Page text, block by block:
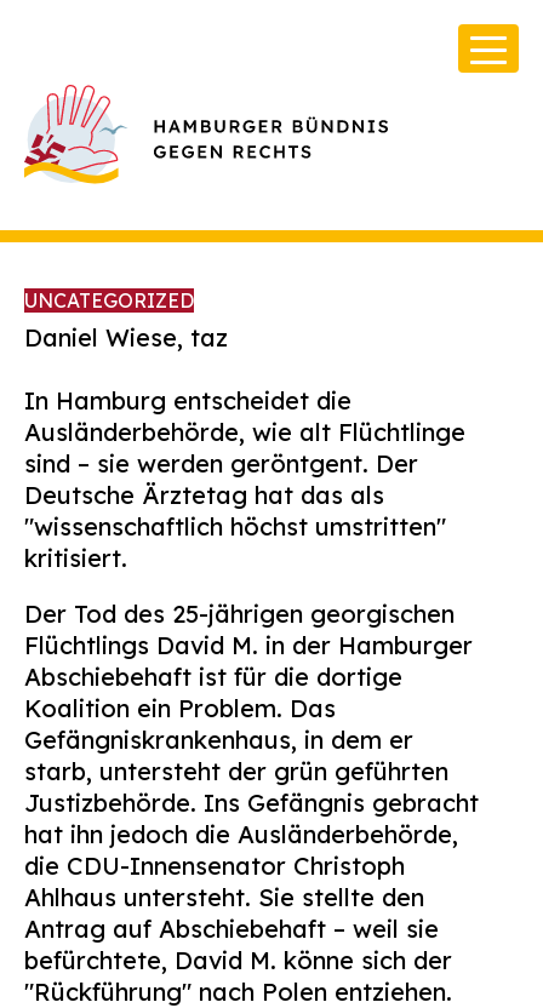
Über Uns
Infos & Broschüren
Archiv
Kontakt
Suchen
UNCATEGORIZED
Daniel Wiese, taz
In Hamburg entscheidet die
Ausländerbehörde, wie alt Flüchtlinge
sind – sie werden geröntgent. Der
Deutsche Ärztetag hat das als
"wissenschaftlich höchst umstritten"
kritisiert.
Der Tod des 25-jährigen georgischen
Flüchtlings David M. in der Hamburger
Abschiebehaft ist für die dortige
Koalition ein Problem. Das
Gefängniskrankenhaus, in dem er
starb, untersteht der grün geführten
Justizbehörde. Ins Gefängnis gebracht
hat ihn jedoch die Ausländerbehörde,
die CDU-Innensenator Christoph
Ahlhaus untersteht. Sie stellte den
Antrag auf Abschiebehaft – weil sie
befürchtete, David M. könne sich der
"Rückführung" nach Polen entziehen.